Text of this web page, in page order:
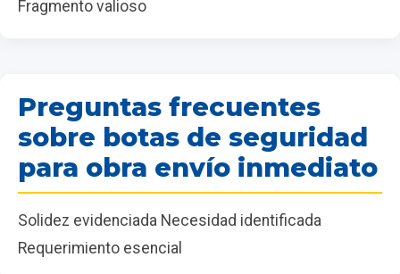
Fragmento valioso
Preguntas frecuentes
sobre botas de seguridad
para obra envío inmediato
Solidez evidenciada Necesidad identificada
Requerimiento esencial